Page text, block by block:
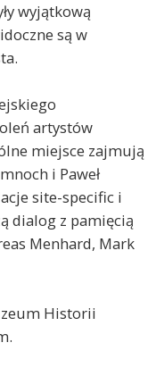
wyjątkową
są w
artystów
miejsce zajmują
i Paweł
site-specific i
dialog z pamięcią
Menhard, Mark
Historii